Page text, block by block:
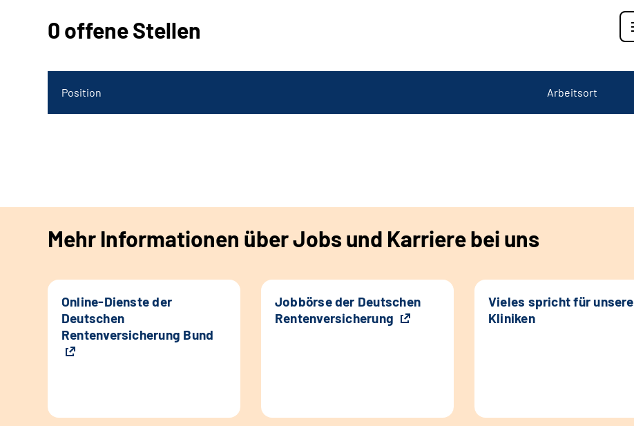
0 offene Stellen
Position Arbeitsort
Mehr Informationen über Jobs und Karriere bei uns
Online-Dienste der
Deutschen
Rentenversicherung Bund
Jobbörse der Deutschen
Rentenversicherung
Vieles spricht für unsere
Kliniken